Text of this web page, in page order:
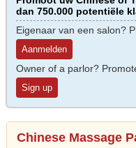
dan 750.000 potentiële
Eigenaar van een salon?
Aanmelden
Owner of a parlor?
Sign up
Chinese Massage